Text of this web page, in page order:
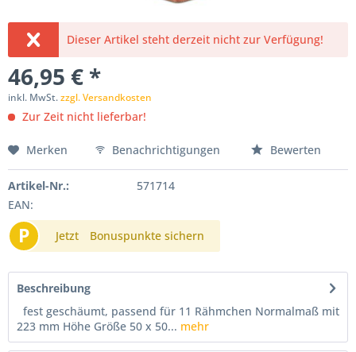
Dieser Artikel steht derzeit nicht zur Verfügung!
46,95 € *
inkl. MwSt.zzgl. Versandkosten
Zur Zeit nicht lieferbar!
Merken Benachrichtigungen Bewerten
Artikel-Nr.:
571714
EAN:
P Jetzt Bonuspunkte sichern
Beschreibung
fest geschäumt, passend für 11 Rähmchen Normalmaß mit
223 mm Höhe Größe 50 x 50... mehr